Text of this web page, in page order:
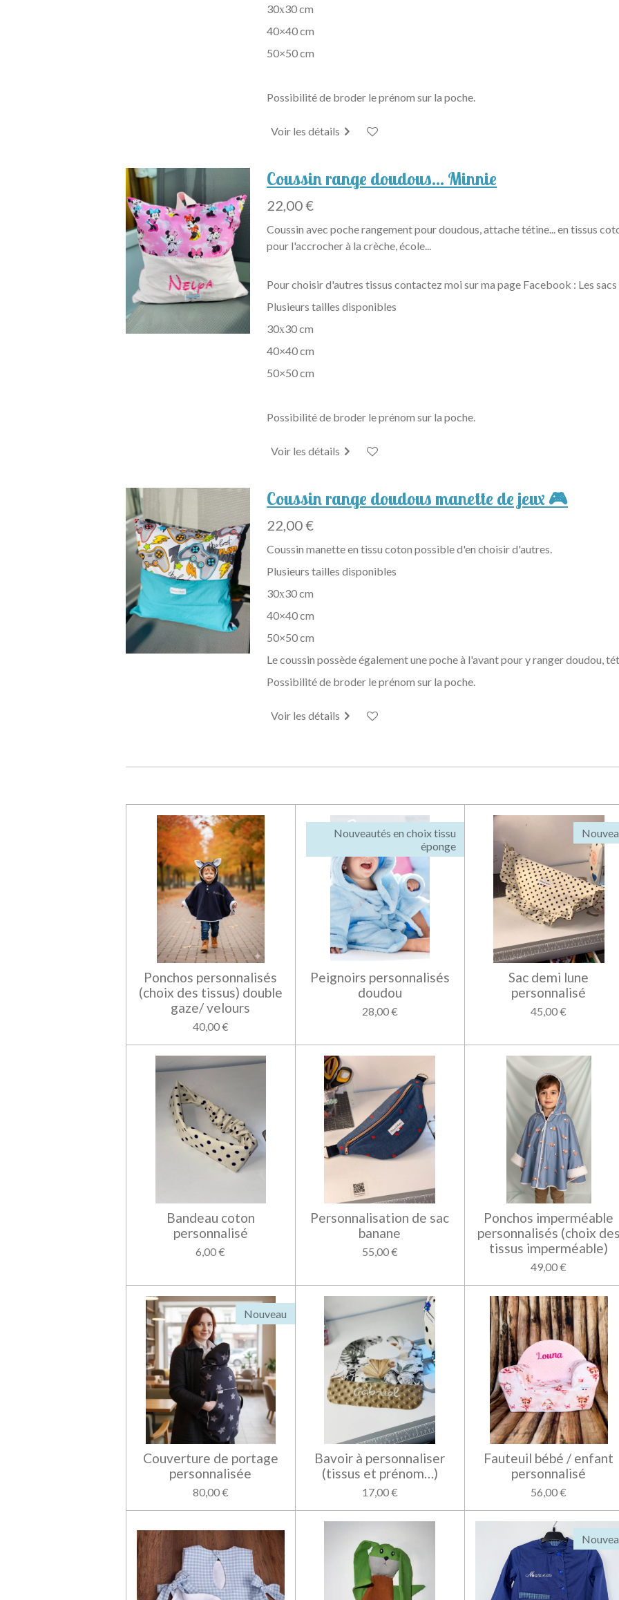
30х30 cm
40×40 cm
50×50 cm
Possibilité de broder le prénom sur la poche.
Voir les détails
Coussin range doudous… Minnie
22,00 €
Coussin avec poche rangement pour doudous, attache tétine... en tissus
pour l'accrocher à la crèche, école...
Pour choisir d'autres tissus contactez moi sur ma page Facebook : Les sacs
Plusieurs tailles disponibles
30х30 cm
40×40 cm
50×50 cm
Possibilité de broder le prénom sur la poche.
Voir les détails
Coussin range doudous manette de jeux 🎮
22,00 €
Coussin manette en tissu coton possible d'en choisir d'autres.
Plusieurs tailles disponibles
30х30 cm
40×40 cm
50×50 cm
Le coussin possède également une poche à l'avant pour y ranger doudou,
Possibilité de broder le prénom sur la poche.
Voir les détails
Ponchos personnalisés
(choix des tissus) double
gaze/ velours
40,00 €
Nouveautés en choix tissu
éponge
Peignoirs personnalisés
doudou
28,00 €
Sac demi lune
personnalisé
45,00 €
Bandeau coton
personnalisé
6,00 €
Personnalisation de sac
banane
55,00 €
Ponchos imperméable
personnalisés (choix des
tissus imperméable)
49,00 €
Nouveau
Couverture de portage
personnalisée
80,00 €
Bavoir à personnaliser
(tissus et prénom…)
17,00 €
Fauteuil bébé / enfant
personnalisé
56,00 €